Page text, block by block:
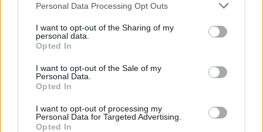
Personal Data Processing Opt Outs
I want to opt-out of the Sharing of my
personal data.
Opted In
I want to opt-out of the Sale of my
Personal Data.
Opted In
I want to opt-out of processing my
Personal Data for Targeted Advertising.
Opted In
Lägg på den andra bottnen och upprepa med smörkräm.
Fyll med resten av vaniljkrämen och hallonkrämen.
Lägg på den tredje bottnen, täck hela formen med plastfolie
och ställ i kylen i 1–2 timmar eller över natten.
Ta ut tårtan och placera den på ett tårtfat.
Bred smörkräm runt hela tårtan och ställ i kylen en stund.
Ta ut den och bred på ytterligare ett lager smörkräm. Ställ
tillbaka i kylen.